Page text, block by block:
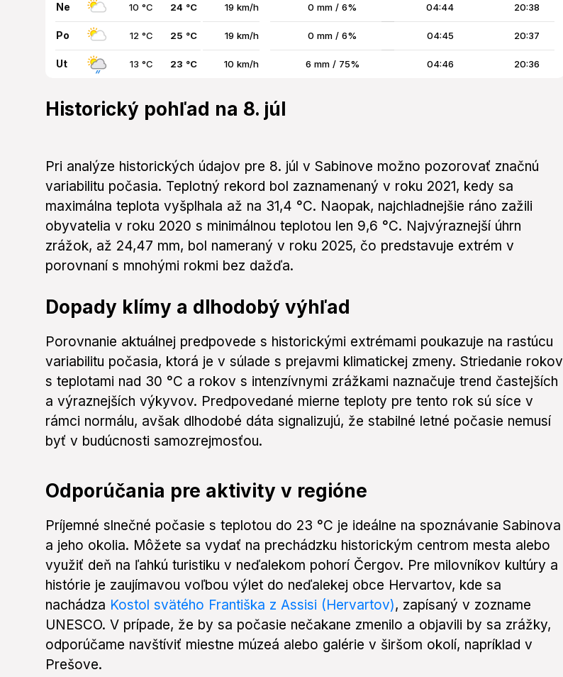
Ne 10 °C 24 °C 19 km/h 0 mm / 6% 04:44 20:38
Po 12 °C 25 °C 19 km/h 0 mm / 6% 04:45 20:37
Ut 13 °C 23 °C 10 km/h 6 mm / 75% 04:46 20:36
Historický pohľad na 8. júl
Pri analýze historických údajov pre 8. júl v Sabinove možno pozorovať značnú
variabilitu počasia. Teplotný rekord bol zaznamenaný v roku 2021, kedy sa
maximálna teplota vyšplhala až na 31,4 °C. Naopak, najchladnejšie ráno zažili
obyvatelia v roku 2020 s minimálnou teplotou len 9,6 °C. Najvýraznejší úhrn
zrážok, až 24,47 mm, bol nameraný v roku 2025, čo predstavuje extrém v
porovnaní s mnohými rokmi bez dažďa.
Dopady klímy a dlhodobý výhľad
Porovnanie aktuálnej predpovede s historickými extrémami poukazuje na rastúcu
variabilitu počasia, ktorá je v súlade s prejavmi klimatickej zmeny. Striedanie rokov
s teplotami nad 30 °C a rokov s intenzívnymi zrážkami naznačuje trend častejších
a výraznejších výkyvov. Predpovedané mierne teploty pre tento rok sú síce v
rámci normálu, avšak dlhodobé dáta signalizujú, že stabilné letné počasie nemusí
byť v budúcnosti samozrejmosťou.
Odporúčania pre aktivity v regióne
Príjemné slnečné počasie s teplotou do 23 °C je ideálne na spoznávanie Sabinova
a jeho okolia. Môžete sa vydať na prechádzku historickým centrom mesta alebo
využiť deň na ľahkú turistiku v neďalekom pohorí Čergov. Pre milovníkov kultúry a
histórie je zaujímavou voľbou výlet do neďalekej obce Hervartov, kde sa
nachádza Kostol svätého Františka z Assisi (Hervartov), zapísaný v zozname
UNESCO. V prípade, že by sa počasie nečakane zmenilo a objavili by sa zrážky,
odporúčame navštíviť miestne múzeá alebo galérie v širšom okolí, napríklad v
Prešove.